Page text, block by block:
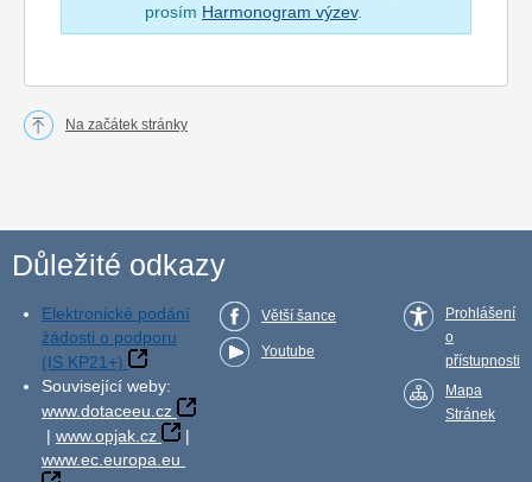
prosím Harmonogram výzev.
Na začátek stránky
Důležité odkazy
Elektronické podání
žádosti o podporu
(IS KP21+)
Související weby:
www.dotaceeu.cz
| www.opjak.cz
|
www.ec.europa.eu
Větší šance
Youtube
Prohlášení
o
přístupnosti
Mapa
Stránek